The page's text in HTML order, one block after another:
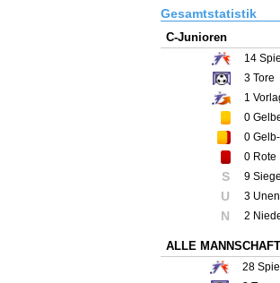
Gesamtstatistik
C-Junioren
14
3 Tore
1
0
0
0 Rote
S 9
U 3
N 2
ALLE
28